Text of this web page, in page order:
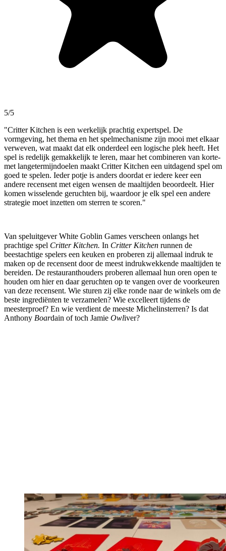
5/5
"Critter Kitchen is een werkelijk prachtig expertspel. De
vormgeving, het thema en het spelmechanisme zijn mooi met elkaar
verweven, wat maakt dat elk onderdeel een logische plek heeft. Het
spel is redelijk gemakkelijk te leren, maar het combineren van korte-
met langetermijndoelen maakt Critter Kitchen een uitdagend spel om
goed te spelen. Ieder potje is anders doordat er iedere keer een
andere recensent met eigen wensen de maaltijden beoordeelt. Hier
komen wisselende geruchten bij, waardoor je elk spel een andere
strategie moet inzetten om sterren te scoren."
Van speluitgever White Goblin Games verscheen onlangs het
prachtige spel Critter Kitchen. In Critter Kitchen runnen de
beestachtige spelers een keuken en proberen zij allemaal indruk te
maken op de recensent door de meest indrukwekkende maaltijden te
bereiden. De restauranthouders proberen allemaal hun oren open te
houden om hier en daar geruchten op te vangen over de voorkeuren
van deze recensent. Wie sturen zij elke ronde naar de winkels om de
beste ingrediënten te verzamelen? Wie excelleert tijdens de
meesterproef? En wie verdient de meeste Michelinsterren? Is dat
Anthony Boardain of toch Jamie Owliver?